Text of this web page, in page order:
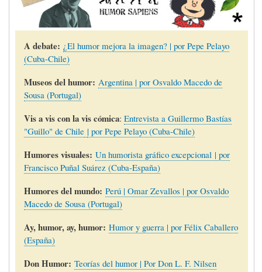
A debate: ¿El humor mejora la imagen? | por Pepe Pelayo
(Cuba-Chile)
Museos del humor: Argentina | por Osvaldo Macedo de
Sousa (Portugal)
Vis a vis con la vis cómica: Entrevista a Guillermo Bastías
"Guillo" de Chile | por Pepe Pelayo (Cuba-Chile)
Humores visuales: Un humorista gráfico excepcional | por
Francisco Puñal Suárez (Cuba-España)
Humores del mundo: Perú | Omar Zevallos | por Osvaldo
Macedo de Sousa (Portugal)
Ay, humor, ay, humor: Humor y guerra | por Félix Caballero
(España)
Don Humor: Teorías del humor | Por Don L. F. Nilsen